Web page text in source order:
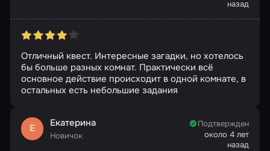
назад
Отличный квест. Интересные загадки, но хотелось
бы больше разных комнат. Практически всё
основное действие происходит в одной комнате, в
остальных есть небольшие задания
Е Екатерина
Новичок
Подтвержден
около 4 лет
назад